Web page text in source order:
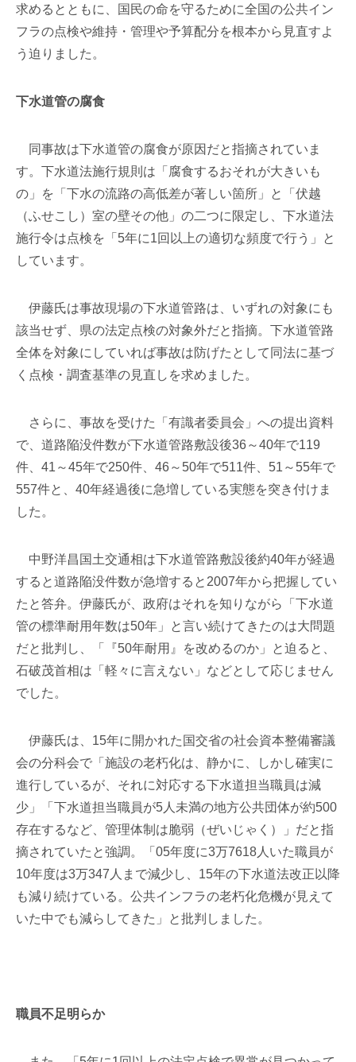
求めるとともに、国民の命を守るために全国の公共イン
フラの点検や維持・管理や予算配分を根本から見直すよ
う迫りました。
下水道管の腐食
同事故は下水道管の腐食が原因だと指摘されていま
す。下水道法施行規則は「腐食するおそれが大きいも
の」を「下水の流路の高低差が著しい箇所」と「伏越
（ふせこし）室の壁その他」の二つに限定し、下水道法
施行令は点検を「5年に1回以上の適切な頻度で行う」と
しています。
伊藤氏は事故現場の下水道管路は、いずれの対象にも
該当せず、県の法定点検の対象外だと指摘。下水道管路
全体を対象にしていれば事故は防げたとして同法に基づ
く点検・調査基準の見直しを求めました。
さらに、事故を受けた「有識者委員会」への提出資料
で、道路陥没件数が下水道管路敷設後36～40年で119
件、41～45年で250件、46～50年で511件、51～55年で
557件と、40年経過後に急増している実態を突き付けま
した。
中野洋昌国土交通相は下水道管路敷設後約40年が経過
すると道路陥没件数が急増すると2007年から把握してい
たと答弁。伊藤氏が、政府はそれを知りながら「下水道
管の標準耐用年数は50年」と言い続けてきたのは大問題
だと批判し、「『50年耐用』を改めるのか」と迫ると、
石破茂首相は「軽々に言えない」などとして応じません
でした。
伊藤氏は、15年に開かれた国交省の社会資本整備審議
会の分科会で「施設の老朽化は、静かに、しかし確実に
進行しているが、それに対応する下水道担当職員は減
少」「下水道担当職員が5人未満の地方公共団体が約500
存在するなど、管理体制は脆弱（ぜいじゃく）」だと指
摘されていたと強調。「05年度に3万7618人いた職員が
10年度は3万347人まで減少し、15年の下水道法改正以降
も減り続けている。公共インフラの老朽化危機が見えて
いた中でも減らしてきた」と批判しました。
職員不足明らか